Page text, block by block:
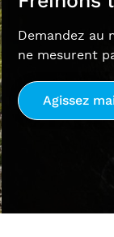
Demandez au
ne mesurent
Agissez